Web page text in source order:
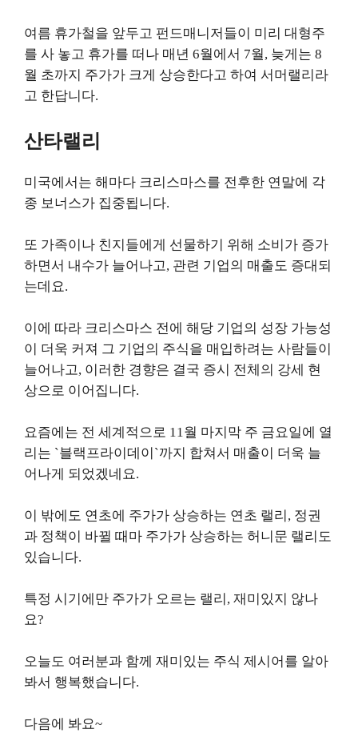
여름 휴가철을 앞두고 펀드매니저들이 미리 대형주
를 사 놓고 휴가를 떠나 매년 6월에서 7월, 늦게는 8
월 초까지 주가가 크게 상승한다고 하여 서머랠리라
고 한답니다.
산타랠리
미국에서는 해마다 크리스마스를 전후한 연말에 각
종 보너스가 집중됩니다.
또 가족이나 친지들에게 선물하기 위해 소비가 증가
하면서 내수가 늘어나고, 관련 기업의 매출도 증대되
는데요.
이에 따라 크리스마스 전에 해당 기업의 성장 가능성
이 더욱 커져 그 기업의 주식을 매입하려는 사람들이
늘어나고, 이러한 경향은 결국 증시 전체의 강세 현
상으로 이어집니다.
요즘에는 전 세계적으로 11월 마지막 주 금요일에 열
리는 `블랙프라이데이`까지 합쳐서 매출이 더욱 늘
어나게 되었겠네요.
이 밖에도 연초에 주가가 상승하는 연초 랠리, 정권
과 정책이 바뀔 때마 주가가 상승하는 허니문 랠리도
있습니다.
특정 시기에만 주가가 오르는 랠리, 재미있지 않나
요?
오늘도 여러분과 함께 재미있는 주식 제시어를 알아
봐서 행복했습니다.
다음에 봐요~